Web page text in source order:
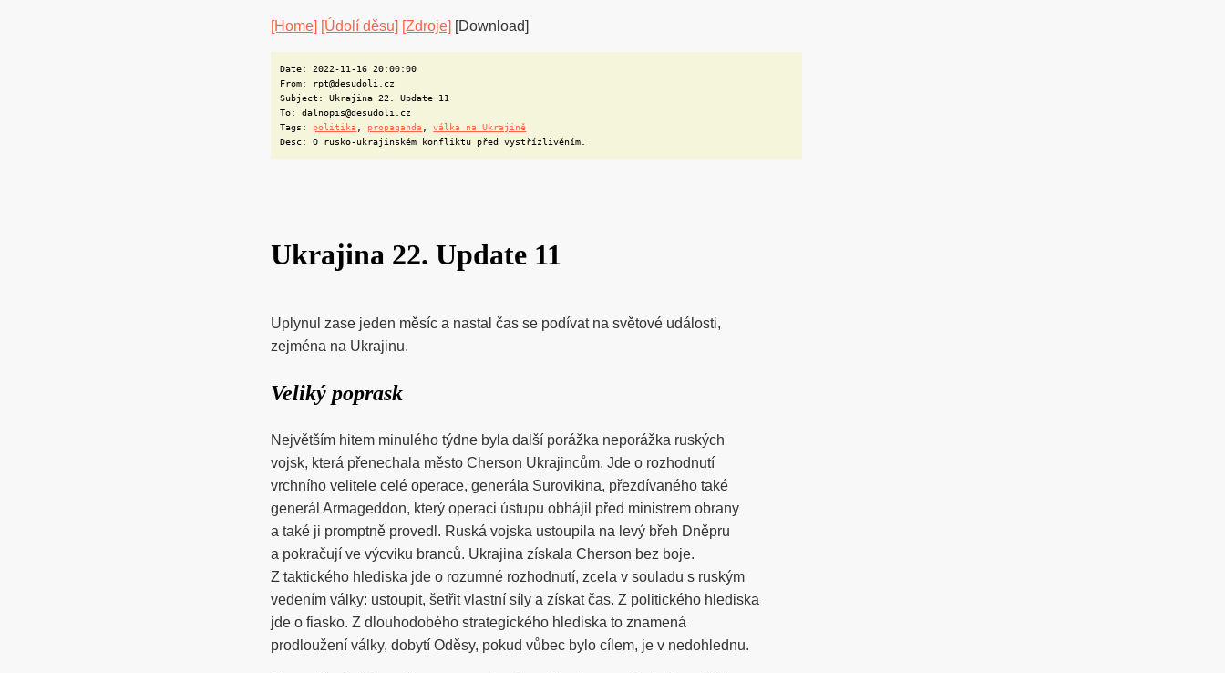
[Home] [Údolí děsu] [Zdroje] [Download]
Date: 2022-11-16 20:00:00
From: rpt@desudoli.cz
Subject: Ukrajina 22. Update 11
To: dalnopis@desudoli.cz
Tags: politika propaganda ,válka na Ukrajině
Desc: O rusko-ukrajinském konfliktu před vystřízlivěním.
Ukrajina 22. Update 11
Uplynul zase jeden měsíc a nastal čas se podívat na světové události,
zejména na Ukrajinu.
Veliký poprask
Největším hitem minulého týdne byla další porážka neporážka ruských
vojsk, která přenechala město Cherson Ukrajincům. Jde o rozhodnutí
vrchního velitele celé operace, generála Surovikina, přezdívaného také
generál Armageddon, který operaci ústupu obhájil před ministrem obrany
a také ji promptně provedl. Ruská vojska ustoupila na levý břeh Dněpru
a pokračují ve výcviku branců. Ukrajina získala Cherson bez boje.
Z taktického hlediska jde o rozumné rozhodnutí, zcela v souladu s ruským
vedením války: ustoupit, šetřit vlastní síly a získat čas. Z politického hlediska
jde o fiasko. Z dlouhodobého strategického hlediska to znamená
prodloužení války, dobytí Oděsy, pokud vůbec bylo cílem, je v nedohlednu.